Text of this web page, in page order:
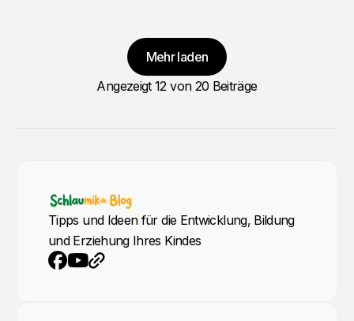
Mehr laden
Angezeigt12von 20 Beiträge
Tipps und Ideen für die Entwicklung, Bildung
und Erziehung Ihres Kindes